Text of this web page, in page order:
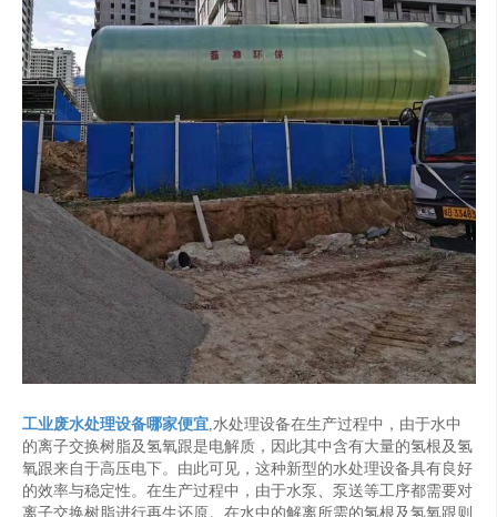
工业废水处理设备哪家便宜,水处理设备在生产过程中，由于水中
的离子交换树脂及氢氧跟是电解质，因此其中含有大量的氢根及氢
氧跟来自于高压电下。由此可见，这种新型的水处理设备具有良好
的效率与稳定性。在生产过程中，由于水泵、泵送等工序都需要对
离子交换树脂进行再生还原。在水中的解离所需的氢根及氢氧跟则